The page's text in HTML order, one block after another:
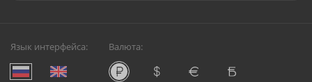
Язык интерфейса: Валюта: